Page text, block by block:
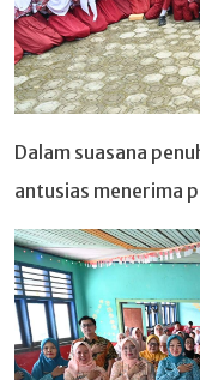
Dalam suasana
antusias menerima